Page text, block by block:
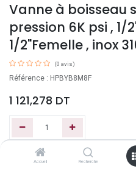
Accueil Recherche
Vanne à boisseau
pression 6K psi , 1/
1/2"Femelle , inox
(0 avis)
Référence : HPBYB8M8F
1 121,278 DT